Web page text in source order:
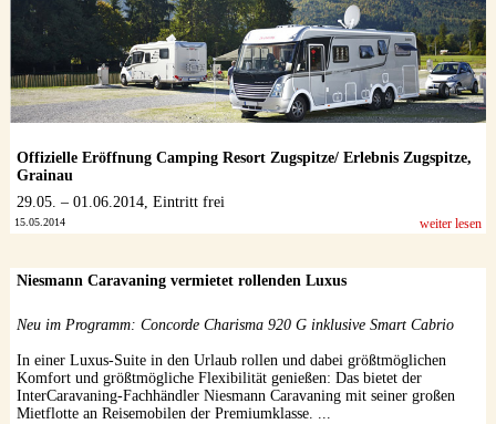
Offizielle Eröffnung Camping Resort Zugspitze/ Erlebnis Zugspitze,
Grainau
29.05. – 01.06.2014, Eintritt frei
15.05.2014 weiter lesen
Niesmann Caravaning vermietet rollenden Luxus
Neu im Programm: Concorde Charisma 920 G inklusive Smart Cabrio
In einer Luxus-Suite in den Urlaub rollen und dabei größtmöglichen
Komfort und größtmögliche Flexibilität genießen: Das bietet der
InterCaravaning-Fachhändler Niesmann Caravaning mit seiner großen
Mietflotte an Reisemobilen der Premiumklasse. ...